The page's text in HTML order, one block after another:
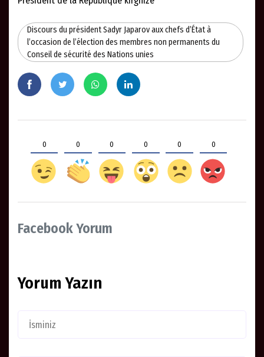
Discours du président Sadyr Japarov aux chefs d’État à
l’occasion de l’élection des membres non permanents du
Conseil de sécurité des Nations unies
0 0 0 0 0 0
Facebook Yorum
Yorum Yazın